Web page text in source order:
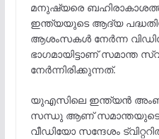
മനുഷ്യരെ
ഇന്ത്യയുടെ ആദ്യ
ആശംസകള്‍ നേര്‍ന്ന
ഭാഗമായിട്ടാണ് സമാന്ത
നേർന്നിരിക്കുന്നത്.
യുഎസിലെ ഇന്ത്യൻ
സന്ധു ആണ് സമാന്തയുടെ
വീഡിയോ സന്ദേശം